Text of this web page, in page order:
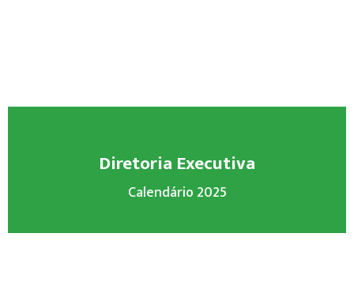
Diretoria Executiva
Calendário 2025